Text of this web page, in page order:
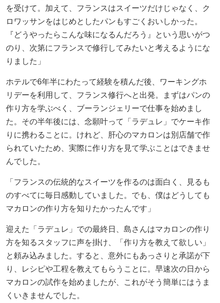
を受けて。加えて、フランスはスイーツだけじゃなく、ク
ロワッサンをはじめとしたパンもすごくおいしかった。
『どうやったらこんな味になるんだろう』という思いがつ
のり、次第にフランスで修行してみたいと考えるようにな
りました」
ホテルで6年半にわたって経験を積んだ後、ワーキングホ
リデーを利用して、フランス修行へと出発。まずはパンの
作り方を学ぶべく、ブーランジェリーで仕事を始めまし
た。その半年後には、念願叶って「ラデュレ」でケーキ作
りに携わることに。けれど、肝心のマカロンは別店舗で作
られていたため、実際に作り方を見て学ぶことはできませ
んでした。
「フランスの伝統的なスイーツを作るのは面白く、見るも
のすべてに毎日感動していました。でも、僕はどうしても
マカロンの作り方を知りたかったんです」
迎えた「ラデュレ」での最終日、島さんはマカロンの作り
方を知るスタッフに声を掛け、「作り方を教えて欲しい」
と頼み込みました。すると、意外にもあっさりと承諾が下
り、レシピや工程を教えてもらうことに。早速次の日から
マカロンの試作を始めましたが、これがそう簡単にはうま
くいきませんでした。